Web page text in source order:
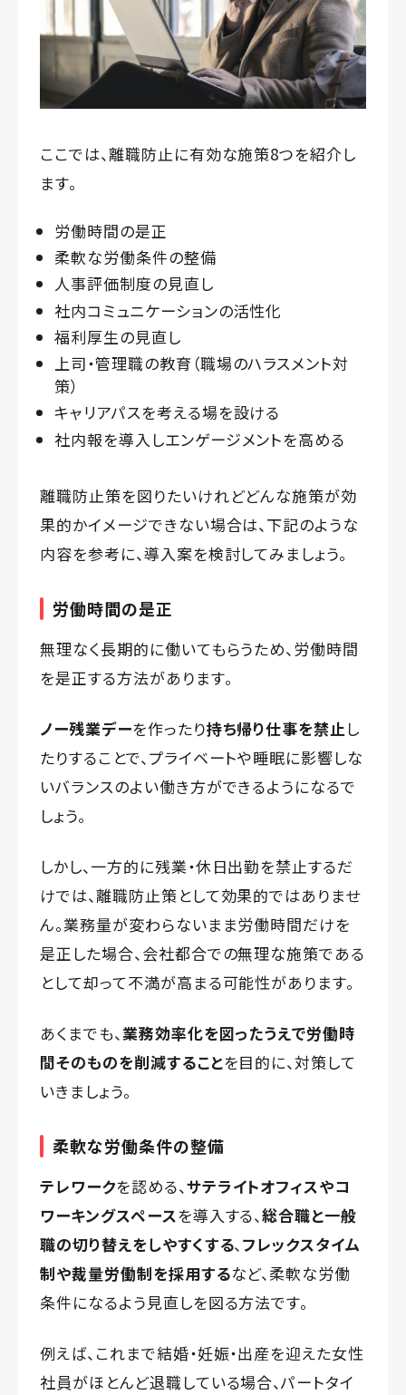
ここでは、離職防止に有効な施策8つを紹介し
ます。
労働時間の是正
柔軟な労働条件の整備
人事評価制度の見直し
社内コミュニケーションの活性化
福利厚生の見直し
上司・管理職の教育（職場のハラスメント対
策）
キャリアパスを考える場を設ける
社内報を導入しエンゲージメントを高める
離職防止策を図りたいけれどどんな施策が効
果的かイメージできない場合は、下記のような
内容を参考に、導入案を検討してみましょう。
労働時間の是正
無理なく長期的に働いてもらうため、労働時間
を是正する方法があります。
ノー残業デーを作ったり持ち帰り仕事を禁止 し
たりすることで、プライベートや睡眠に影響しな
いバランスのよい働き方ができるようになるで
しょう。
しかし、一方的に残業・休日出勤を禁止するだ
けでは、離職防止策として効果的ではありませ
ん。業務量が変わらないまま労働時間だけを
是正した場合、会社都合での無理な施策である
として却って不満が高まる可能性があります。
あくまでも、 業務効率化を図ったうえで労働時
間そのものを削減することを目的に、対策して
いきましょう。
柔軟な労働条件の整備
テレワークを認める、サテライトオフィスやコ
ワーキングスペースを導入する、総合職と一般
職の切り替えをしやすくする、 フレックスタイム
制や裁量労働制を採用するなど、柔軟な労働
条件になるよう見直しを図る方法です。
例えば、これまで結婚・妊娠・出産を迎えた女性
社員がほとんど退職している場合、パートタイ